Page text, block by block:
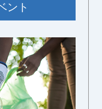
ント